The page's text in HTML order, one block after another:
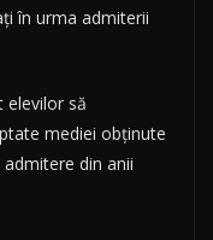
în urma admiterii
elevilor să
mediei obţinute
din anii